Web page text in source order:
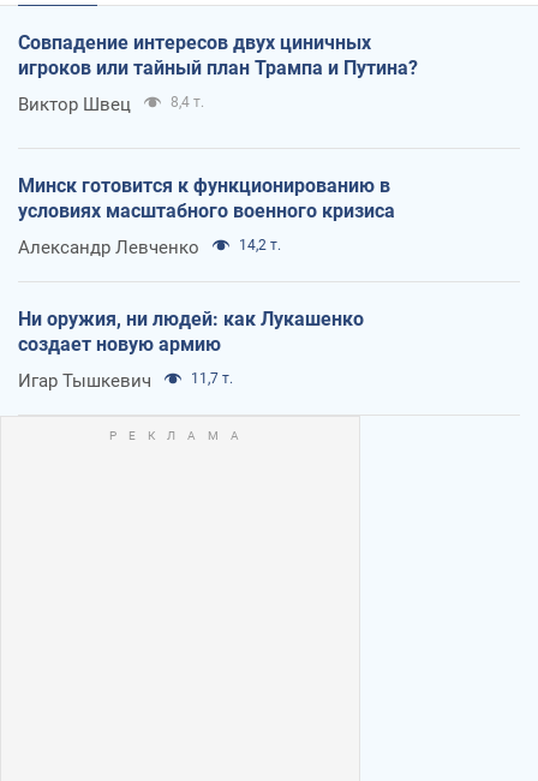
Совпадение интересов двух циничных
игроков или тайный план Трампа и Путина?
Виктор Швец 8,4 т.
Минск готовится к функционированию в
условиях масштабного военного кризиса
Александр Левченко 14,2 т.
Ни оружия, ни людей: как Лукашенко
создает новую армию
Игар Тышкевич 11,7 т.